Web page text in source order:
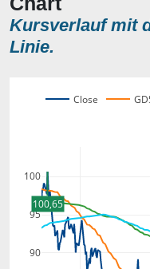
Kursverlauf mit
Linie.
90
95
100
Close
100,65